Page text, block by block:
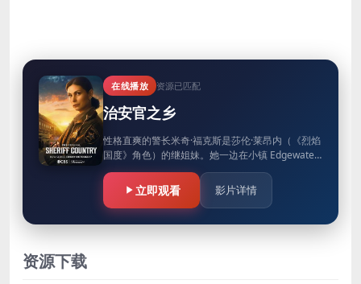
在线播放 资源已匹配
治安官之乡
性格直爽的警长米奇·福克斯是莎伦·莱昂内（《烈焰
国度》角色）的继姐妹。她一边在小镇 Edgewater
的街道上巡逻，一边调查犯罪活动，同时还要应付
前科累累的父…
立即观看 影片详情
资源下载